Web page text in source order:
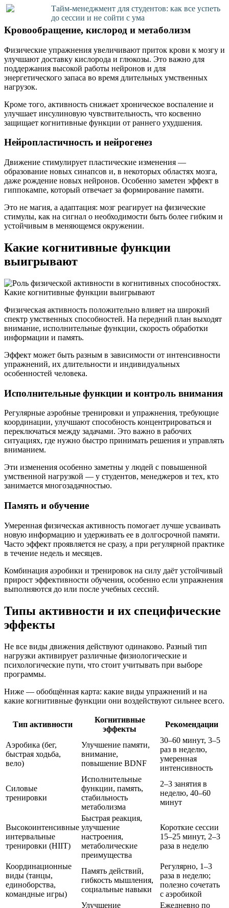
Тайм-менеджмент для студентов: как все успеть
до сессии и не сойти с ума
Кровообращение, кислород и метаболизм
Физические упражнения увеличивают приток крови к мозгу и
улучшают доставку кислорода и глюкозы. Это важно для
поддержания высокой работы нейронов и для
энергетического запаса во время длительных умственных
нагрузок.
Кроме того, активность снижает хроническое воспаление и
улучшает инсулиновую чувствительность, что косвенно
защищает когнитивные функции от раннего ухудшения.
Нейропластичность и нейрогенез
Движение стимулирует пластические изменения —
образование новых синапсов и, в некоторых областях мозга,
даже рождение новых нейронов. Особенно заметен эффект в
гиппокампе, который отвечает за формирование памяти.
Это не магия, а адаптация: мозг реагирует на физические
стимулы, как на сигнал о необходимости быть более гибким и
устойчивым в меняющемся окружении.
Какие когнитивные функции
выигрывают
Физическая активность положительно влияет на широкий
спектр умственных способностей. На передний план выходят
внимание, исполнительные функции, скорость обработки
информации и память.
Эффект может быть разным в зависимости от интенсивности
упражнений, их длительности и индивидуальных
особенностей человека.
Исполнительные функции и контроль внимания
Регулярные аэробные тренировки и упражнения, требующие
координации, улучшают способность концентрироваться и
переключаться между задачами. Это важно в рабочих
ситуациях, где нужно быстро принимать решения и управлять
вниманием.
Эти изменения особенно заметны у людей с повышенной
умственной нагрузкой — у студентов, менеджеров и тех, кто
занимается многозадачностью.
Память и обучение
Умеренная физическая активность помогает лучше усваивать
новую информацию и удерживать ее в долгосрочной памяти.
Часто эффект проявляется не сразу, а при регулярной практике
в течение недель и месяцев.
Комбинация аэробики и тренировок на силу даёт устойчивый
прирост эффективности обучения, особенно если упражнения
выполняются до или после учебных сессий.
Типы активности и их специфические
эффекты
Не все виды движения действуют одинаково. Разный тип
нагрузки активирует различные физиологические и
психологические пути, что стоит учитывать при выборе
программы.
Ниже — обобщённая карта: какие виды упражнений и на
какие когнитивные функции они воздействуют сильнее всего.
Тип активности
Когнитивные
эффекты
Рекомендации
Аэробика (бег,
быстрая ходьба,
вело)
Улучшение памяти,
внимание,
повышение BDNF
30–60 минут, 3–5
раз в неделю,
умеренная
интенсивность
Силовые
тренировки
Исполнительные
функции, память,
стабильность
метаболизма
2–3 занятия в
неделю, 40–60
минут
Высокоинтенсивные
интервальные
тренировки (HIIT)
Быстрая реакция,
улучшение
настроения,
метаболические
преимущества
Короткие сессии
15–25 минут, 2–3
раза в неделю
Координационные
виды (танцы,
единоборства,
командные игры)
Память действий,
гибкость мышления,
социальные навыки
Регулярно, 1–3
раза в неделю;
полезно сочетать
с аэробикой
Улучшение
Ежедневно по